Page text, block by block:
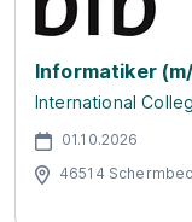
Informatiker
International
01.10.2026
46514